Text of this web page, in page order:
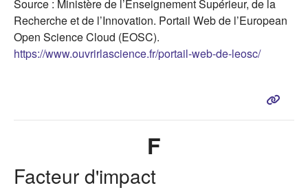
Source : Ministère de l’Enseignement Supérieur, de la
Recherche et de l’Innovation. Portail Web de l’European
Open Science Cloud (EOSC).
https://www.ouvrirlascience.fr/portail-web-de-leosc/(s'ouvre
F
Facteur d'impact